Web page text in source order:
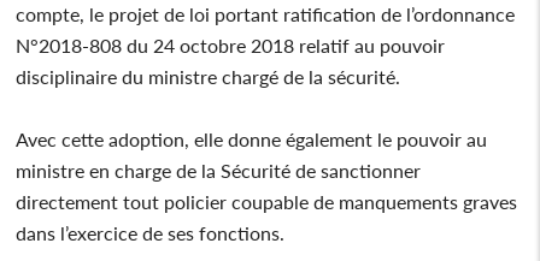
compte, le projet de loi portant ratification de l’ordonnance
N°2018-808 du 24 octobre 2018 relatif au pouvoir
disciplinaire du ministre chargé de la sécurité.
Avec cette adoption, elle donne également le pouvoir au
ministre en charge de la Sécurité de sanctionner
directement tout policier coupable de manquements graves
dans l’exercice de ses fonctions.